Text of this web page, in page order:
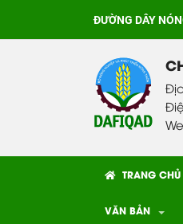
ĐƯỜNG DÂY
TRANG CHỦ
VĂN BẢN